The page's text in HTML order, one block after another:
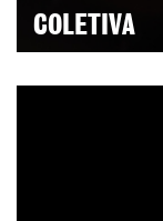
COLETIVA